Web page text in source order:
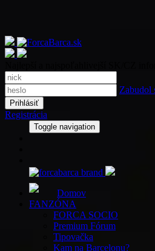
Zabudol
Registrácia
Toggle navigation
Domov
FANZÓNA
FORCA SOCIO
Premium Fórum
Tipovačka
Kam na Barcelonu?